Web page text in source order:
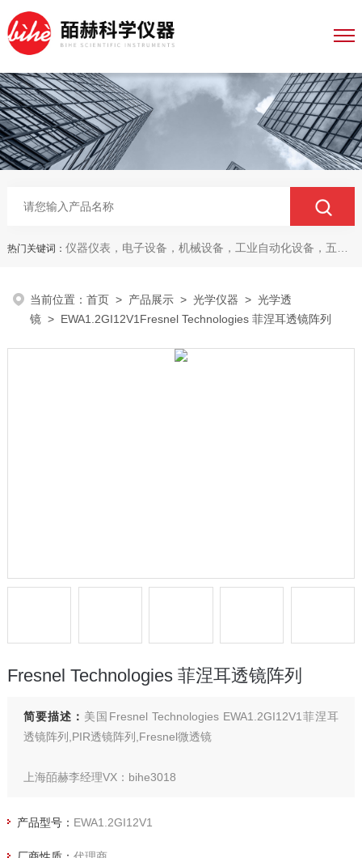
热门关键词： 仪器仪表，电子设备，机械设备，工业自动化设备，五金产品，电线电缆，金属材料，电子
当前位置：首页 > 产品展示 >光学仪器 >光学透
镜 > EWA1.2GI12V1Fresnel Technologies 菲涅耳透镜阵列
Fresnel Technologies 菲涅耳透镜阵列
简要描述： 美国Fresnel Technologies EWA1.2GI12V1菲涅耳
透镜阵列,PIR透镜阵列,Fresnel微透镜
上海皕赫李经理VX：bihe3018
产品型号： EWA1.2GI12V1